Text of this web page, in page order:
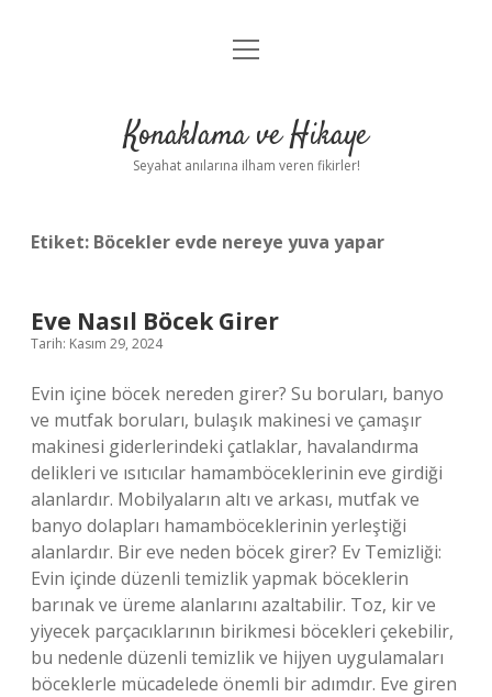
Anasayfa
Yasal Uyarı
menüyü
Konaklama ve Hikaye
Seyahat anılarına ilham veren fikirler!
Etiket: Böcekler evde nereye yuva yapar
Eve Nasıl Böcek Girer
Tarih: Kasım 29, 2024
Evin içine böcek nereden girer? Su boruları, banyo
ve mutfak boruları, bulaşık makinesi ve çamaşır
makinesi giderlerindeki çatlaklar, havalandırma
delikleri ve ısıtıcılar hamamböceklerinin eve girdiği
alanlardır. Mobilyaların altı ve arkası, mutfak ve
banyo dolapları hamamböceklerinin yerleştiği
alanlardır. Bir eve neden böcek girer? Ev Temizliği:
Evin içinde düzenli temizlik yapmak böceklerin
barınak ve üreme alanlarını azaltabilir. Toz, kir ve
yiyecek parçacıklarının birikmesi böcekleri çekebilir,
bu nedenle düzenli temizlik ve hijyen uygulamaları
böceklerle mücadelede önemli bir adımdır. Eve giren